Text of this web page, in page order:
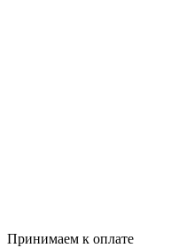
Принимаем к оплате